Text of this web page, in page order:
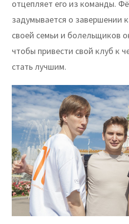
отцепляет его из команды.
задумывается о завершении
своей семьи и болельщиков
чтобы привести свой клуб к
стать лучшим.